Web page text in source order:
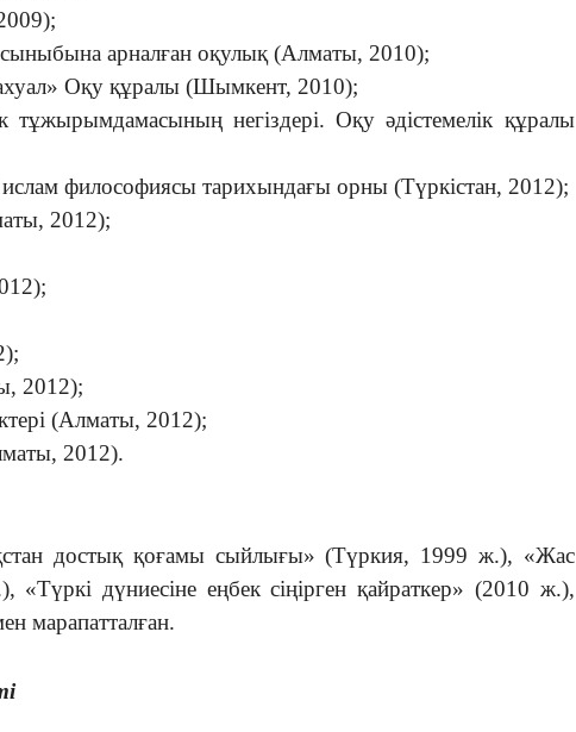
сыныбына арналған оқулық (Алматы, 2010);
Оқу құралы (Шымкент, 2010);
тұжырымдамасының негіздері. Оқу әдістемелік құралы
философиясы тарихындағы орны (Түркістан, 2012);
2012);
2012);
(Алматы, 2012);
2012).
достық қоғамы сыйлығы» (Түркия, 1999 ж.), «Жас
дүниесіне еңбек сіңірген қайраткер» (2010 ж.),
марапатталған.